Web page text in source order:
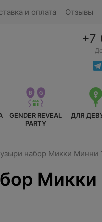
и оплата Отзывы
+7
GENDER REVEAL
PARTY
ДЛЯ
набор Микки Минни